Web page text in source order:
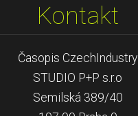
Kontakt
Časopis CzechIndustry
STUDIO P+P s.r.o
Semilská 389/40